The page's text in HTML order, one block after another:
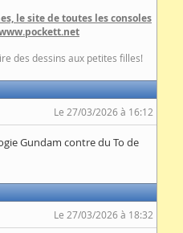
le site de toutes les consoles
des dessins aux petites filles!
Le 27/03/2026 à 16:12
Gundam contre du To de
Le 27/03/2026 à 18:32